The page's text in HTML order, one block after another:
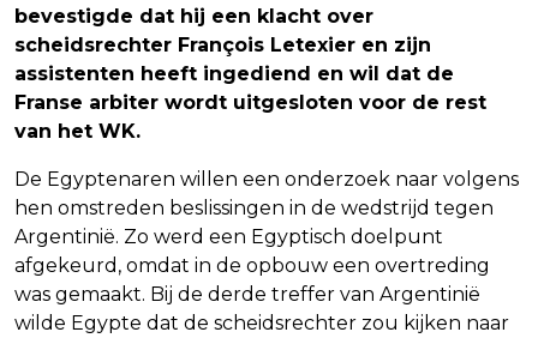
bevestigde dat hij een klacht over
scheidsrechter François Letexier en zijn
assistenten heeft ingediend en wil dat de
Franse arbiter wordt uitgesloten voor de rest
van het WK.
De Egyptenaren willen een onderzoek naar volgens
hen omstreden beslissingen in de wedstrijd tegen
Argentinië. Zo werd een Egyptisch doelpunt
afgekeurd, omdat in de opbouw een overtreding
was gemaakt. Bij de derde treffer van Argentinië
wilde Egypte dat de scheidsrechter zou kijken naar